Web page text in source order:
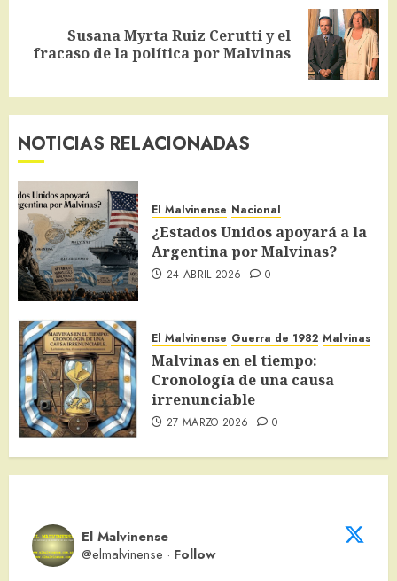
Siguiente
entrada:
Susana Myrta Ruiz Cerutti y el
fracaso de la política por Malvinas
NOTICIAS RELACIONADAS
El Malvinense Nacional
¿Estados Unidos apoyará a la
Argentina por Malvinas?
24 ABRIL 2026 0
El Malvinense Guerra de 1982 Malvinas
Malvinas en el tiempo:
Cronología de una causa
irrenunciable
27 MARZO 2026 0
El Malvinense
@elmalvinense · Follow